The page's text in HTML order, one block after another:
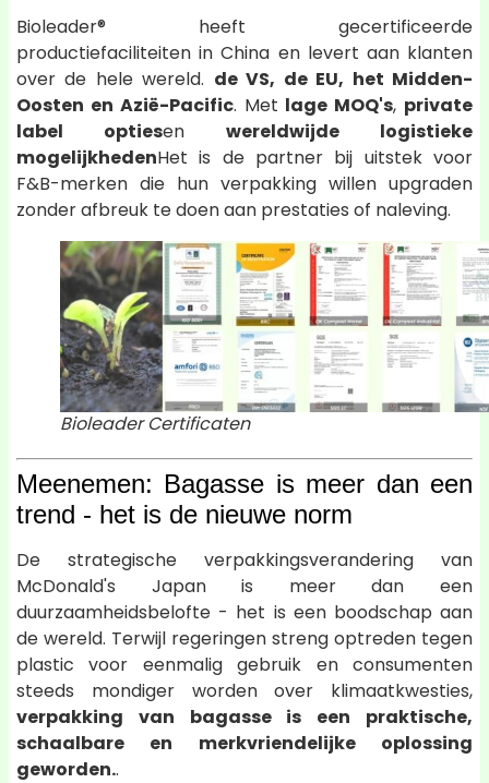
Bioleader® heeft gecertificeerde
productiefaciliteiten in China en levert aan klanten
over de hele wereld. de VS, de EU, het Midden-
Oosten en Azië-Pacific. Met lage MOQ's, private
label optiesen wereldwijde logistieke
mogelijkhedenHet is de partner bij uitstek voor
F&B-merken die hun verpakking willen upgraden
zonder afbreuk te doen aan prestaties of naleving.
Bioleader Certificaten
Meenemen: Bagasse is meer dan een
trend - het is de nieuwe norm
De strategische verpakkingsverandering van
McDonald's Japan is meer dan een
duurzaamheidsbelofte - het is een boodschap aan
de wereld. Terwijl regeringen streng optreden tegen
plastic voor eenmalig gebruik en consumenten
steeds mondiger worden over klimaatkwesties,
verpakking van bagasse is een praktische,
schaalbare en merkvriendelijke oplossing
geworden..